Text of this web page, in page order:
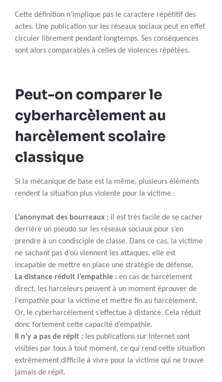
Cette définition n’implique pas le caractère répétitif des
actes. Une publication sur les réseaux sociaux peut en effet
circuler librement pendant longtemps. Ses conséquences
sont alors comparables à celles de violences répétées.
Peut-on comparer le
cyberharcèlement au
harcèlement scolaire
classique
Si la mécanique de base est la même, plusieurs éléments
rendent la situation plus violente pour la victime :
L’anonymat des bourreaux : il est très facile de se cacher
derrière un pseudo sur les réseaux sociaux pour s’en
prendre à un condisciple de classe. Dans ce cas, la victime
ne sachant pas d’où viennent les attaques, elle est
incapable de mettre en place une stratégie de défense.
La distance réduit l’empathie : en cas de harcèlement
direct, les harceleurs peuvent à un moment éprouver de
l’empathie pour la victime et mettre fin au harcèlement.
Or, le cyberharcèlement s’effectue à distance. Cela réduit
donc fortement cette capacité d’empathie.
Il n’y a pas de répit : les publications sur Internet sont
visibles par tous à tout moment, ce qui rend cette situation
extrêmement difficile à vivre pour la victime qui ne trouve
jamais de répit.